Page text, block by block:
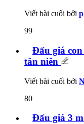
Viết bài cuối bởi
99
Đấu giá
tân niên
Viết bài cuối bởi
80
Đấu giá 3